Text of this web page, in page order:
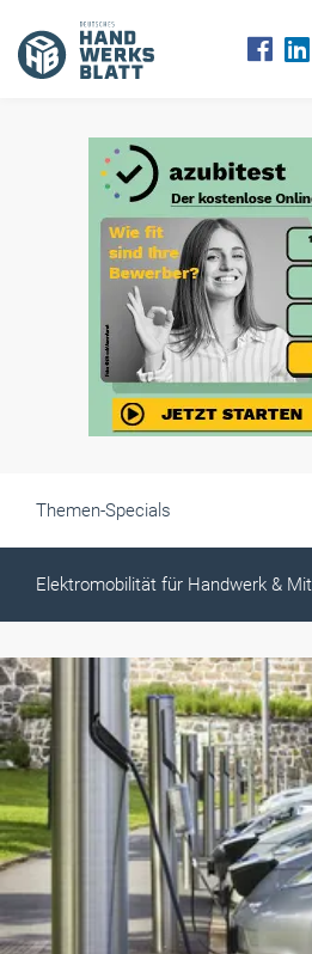
Themen-Specials
Elektromobilität für Handwerk &